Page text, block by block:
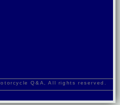
Q&A, All rights reserved.